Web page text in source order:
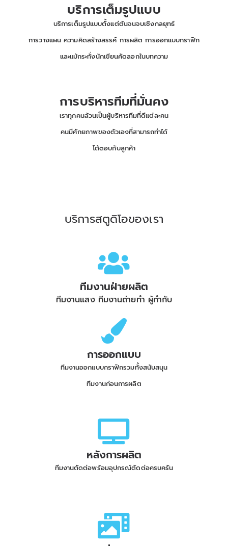
บริการเต็มรูปแบบ
บริการเต็มรูปแบบตั้งแต่ต้นจนจบเชิงกลยุทธ์
การวางแผน ความคิดสร้างสรรค์ การผลิต การออกแบบกราฟิก
และแม้กระทั่งนักเขียนคัดลอกในบทความ
การบริหารทีมที่มั่นคง
เราทุกคนล้วนเป็นผู้บริหารทีมที่ดีแต่ละคน
คนมีศักยภาพของตัวเองที่สามารถทำได้
โต้ตอบกับลูกค้า
บริการสตูดิโอของเรา
ทีมงานฝ่ายผลิต
ทีมงานแสง ทีมงานถ่ายทำ ผู้กำกับ
การออกแบบ
ทีมงานออกแบบกราฟิกรวมทั้งสนับสนุน
ทีมงานก่อนการผลิต
หลังการผลิต
ทีมงานตัดต่อพร้อมอุปกรณ์ตัดต่อครบครัน